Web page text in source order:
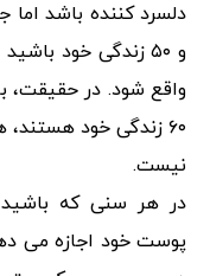
و ۵۰ زندگی خود
واقع شود. در حقیقت،
۶۰ زندگی خود
نیست.
در هر سنی که
پوست خود اجازه می